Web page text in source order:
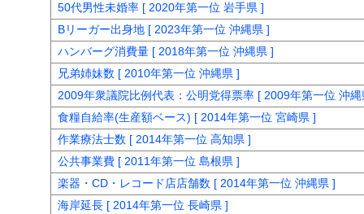
50代男性未婚率 [ 2020年第一位 岩手県 ]
Bリーガー出身地 [ 2023年第一位 沖縄県 ]
ハンバーグ消費量 [ 2018年第一位 沖縄県 ]
兄弟姉妹数 [ 2010年第一位 沖縄県 ]
2009年衆議院比例代表：公明党得票率 [ 2009年第一位 沖縄
食糧自給率(生産額ベース) [ 2014年第一位 宮崎県 ]
作業療法士数 [ 2014年第一位 高知県 ]
公共事業費 [ 2011年第一位 島根県 ]
楽器・CD・レコード店店舗数 [ 2014年第一位 沖縄県 ]
海岸延長 [ 2014年第一位 長崎県 ]